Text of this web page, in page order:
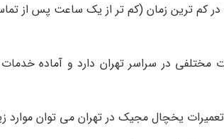
کم ترین زمان (کم تر از یک ساعت پس از
مختلفی در سراسر تهران دارد و آماده
یخچال مجیک در تهران می توان موارد